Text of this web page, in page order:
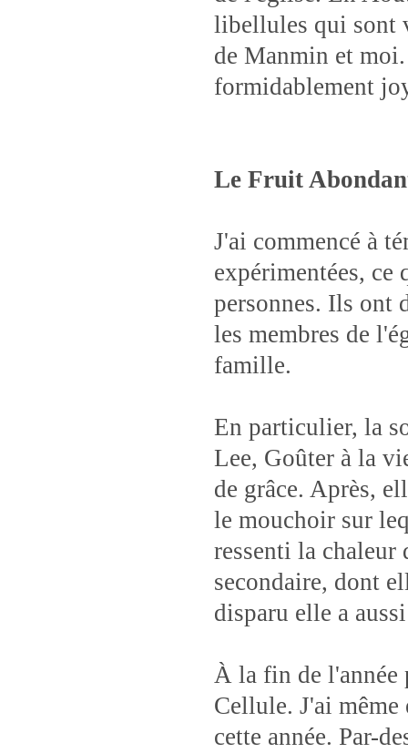
libellules qui sont
de Manmin et
formidablement
Le Fruit
J'ai commencé à
expérimentées,
personnes. Ils ont
les membres de
famille.
En particulier, la
Lee, Goûter à la
de grâce. Après,
le mouchoir sur
ressenti la chaleur
secondaire, dont
disparu elle a
À la fin de l'année
Cellule. J'ai
cette année. Par-